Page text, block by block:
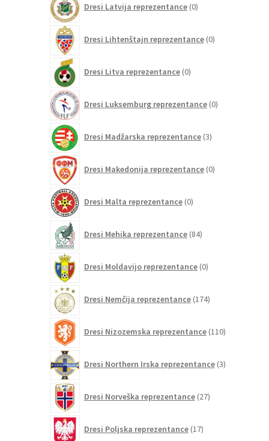
Dresi Latvija reprezentance 0izdelkov
Dresi Lihtenštajn reprezentance 0izdelkov
Dresi Litva reprezentance 0izdelkov
Dresi Luksemburg reprezentance 0izdelkov
Dresi Madžarska reprezentance 3izdelki
Dresi Makedonija reprezentance 0izdelkov
Dresi Malta reprezentance 0izdelkov
Dresi Mehika reprezentance 84izdelkov
Dresi Moldavijo reprezentance 0izdelkov
Dresi Nemčija reprezentance 174izdelkov
Dresi Nizozemska reprezentance 110izdelkov
Dresi Northern Irska reprezentance 3izdelki
Dresi Norveška reprezentance 27izdelkov
Dresi Poljska reprezentance 17izdelkov